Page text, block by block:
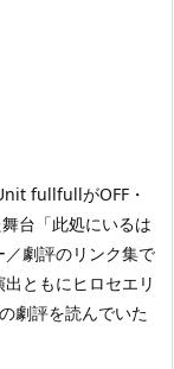
fullfullがOFF・
台「此処にいるは
劇評のリンク集で
ともにヒロセエリ
劇評を読んでいた